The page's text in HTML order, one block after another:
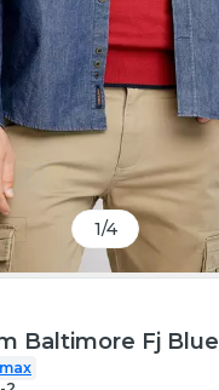
1/4
Baltimore Fj Blue